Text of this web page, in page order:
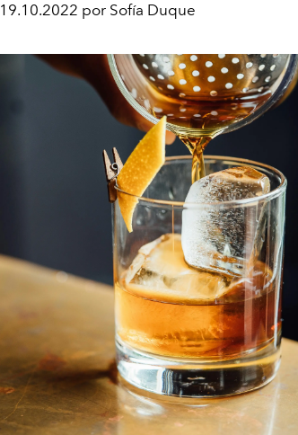
19.10.2022 por Sofía Duque